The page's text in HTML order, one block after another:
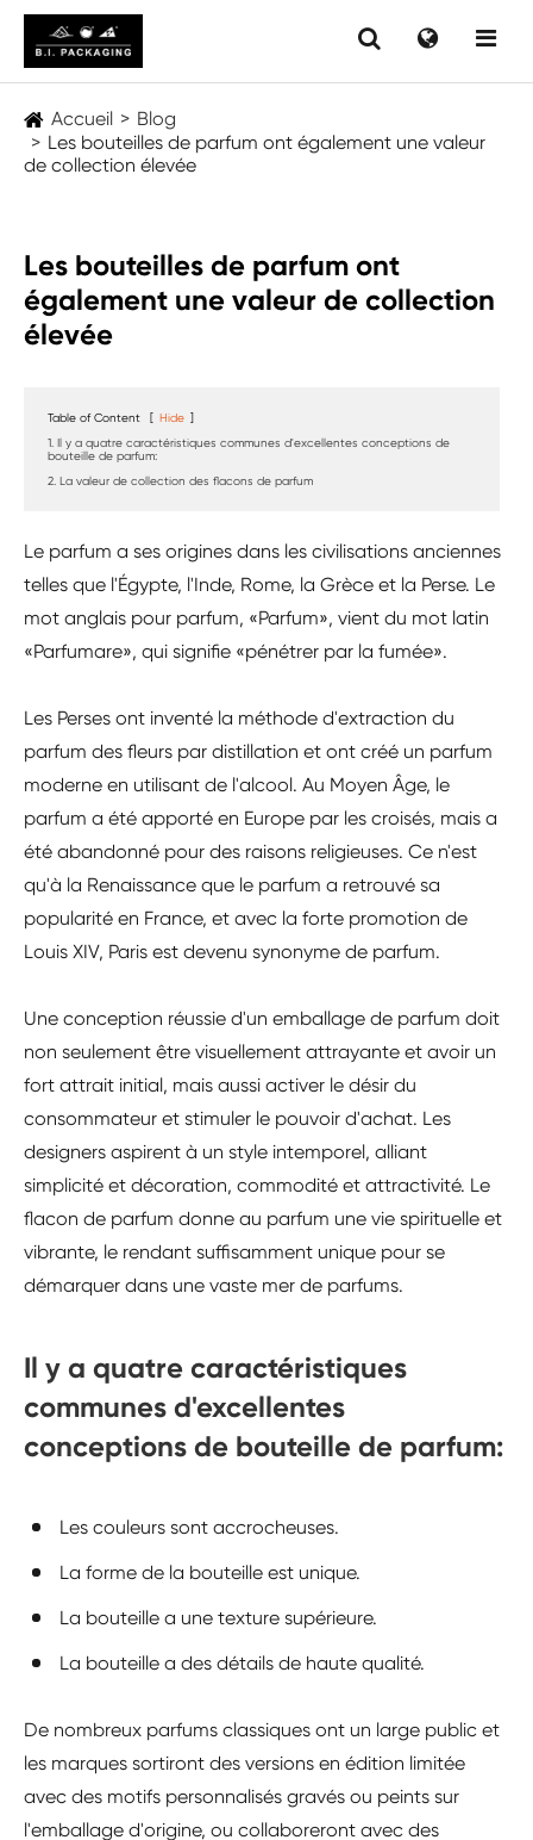
Accueil
Blog
Les bouteilles de parfum ont également une valeur
de collection élevée
Les bouteilles de parfum ont
également une valeur de collection
élevée
Table of Content [ Hide ]
1. Il y a quatre caractéristiques communes d'excellentes conceptions de
bouteille de parfum:
2. La valeur de collection des flacons de parfum
Le parfum a ses origines dans les civilisations anciennes
telles que l'Égypte, l'Inde, Rome, la Grèce et la Perse. Le
mot anglais pour parfum, «Parfum», vient du mot latin
«Parfumare», qui signifie «pénétrer par la fumée».
Les Perses ont inventé la méthode d'extraction du
parfum des fleurs par distillation et ont créé un parfum
moderne en utilisant de l'alcool. Au Moyen Âge, le
parfum a été apporté en Europe par les croisés, mais a
été abandonné pour des raisons religieuses. Ce n'est
qu'à la Renaissance que le parfum a retrouvé sa
popularité en France, et avec la forte promotion de
Louis XIV, Paris est devenu synonyme de parfum.
Une conception réussie d'un emballage de parfum doit
non seulement être visuellement attrayante et avoir un
fort attrait initial, mais aussi activer le désir du
consommateur et stimuler le pouvoir d'achat. Les
designers aspirent à un style intemporel, alliant
simplicité et décoration, commodité et attractivité. Le
flacon de parfum donne au parfum une vie spirituelle et
vibrante, le rendant suffisamment unique pour se
démarquer dans une vaste mer de parfums.
Il y a quatre caractéristiques
communes d'excellentes
conceptions de bouteille de parfum:
Les couleurs sont accrocheuses.
La forme de la bouteille est unique.
La bouteille a une texture supérieure.
La bouteille a des détails de haute qualité.
De nombreux parfums classiques ont un large public et
les marques sortiront des versions en édition limitée
avec des motifs personnalisés gravés ou peints sur
l'emballage d'origine, ou collaboreront avec des